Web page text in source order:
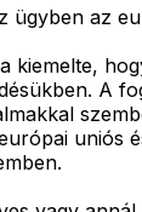
ügyben az
kiemelte,
A